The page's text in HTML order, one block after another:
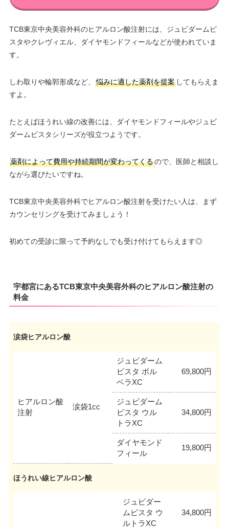
TCB東京中央美容外科のヒアルロン酸注射には、ジュビダームビ
スタやクレヴィエル、ダイヤモンドフィールなどが使われていま
す。
しわ取りや輪郭形成など、 悩みに適した薬剤を提案してもらえま
すよ。
たとえばほうれい線の改善には、ダイヤモンドフィールやジュビ
ダームビスタシリーズが役立つようです。
薬剤によって費用や持続期間が変わってくるので、医師と相談し
ながら選びたいですね。
TCB東京中央美容外科でヒアルロン酸注射を受けたい人は、まず
カウンセリングを受けてみましょう！
初めての受診に限って予約なしでも受け付けてもらえます◎
宇都宮にあるTCB東京中央美容外科のヒアルロン酸注射の
料金
涙袋ヒアルロン酸
ヒアルロン酸
注射
涙袋1cc
ジュビダーム
ビスタ ボル
ベラXC
69,800円
ジュビダーム
ビスタ ウル
トラXC
34,800円
ダイヤモンド
フィール
19,800円
ほうれい線ヒアルロン酸
ジュビダー
ムビスタ ウ
ルトラXC
34,800円